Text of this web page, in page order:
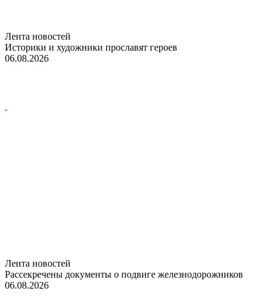
Лента новостей
Историки и художники прославят героев
06.08.2026
Лента новостей
Рассекречены документы о подвиге железнодорожников
06.08.2026